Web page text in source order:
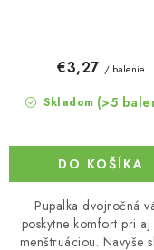
Skladom (>5
€3,27 / balenie
DO KOŠÍKA
Pupalka dvojročná
poskytne komfort pri aj
menštruáciou. Navyše